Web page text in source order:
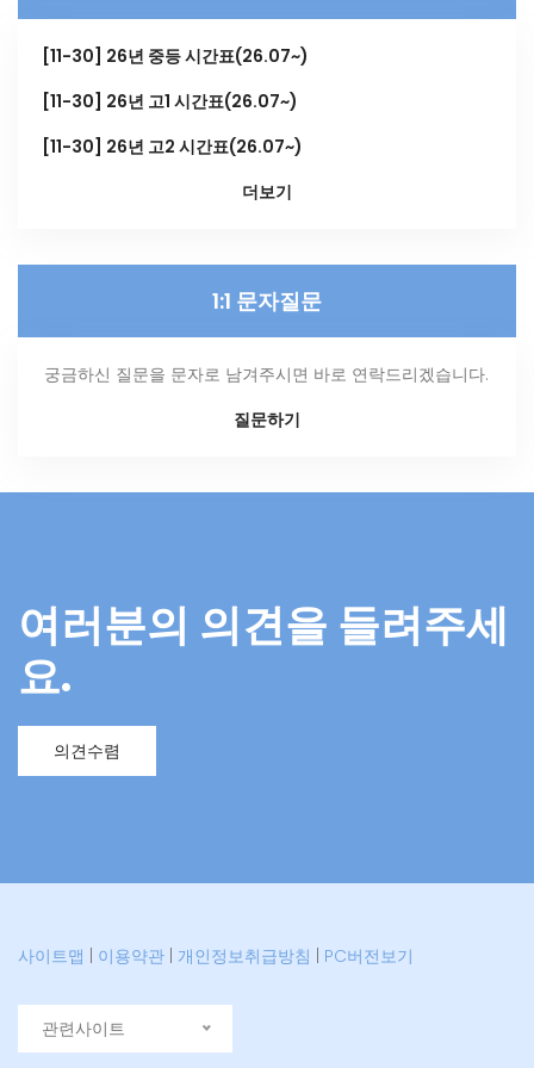
[11-30] 26년 중등 시간표(26.07~)
[11-30] 26년 고1 시간표(26.07~)
[11-30] 26년 고2 시간표(26.07~)
더보기
1:1 문자질문
궁금하신 질문을 문자로 남겨주시면 바로 연락드리겠습니다.
질문하기
여러분의 의견을 들려주세
요.
의견수렴
사이트맵 이용약관 개인정보취급방침 PC버전보기
관련사이트